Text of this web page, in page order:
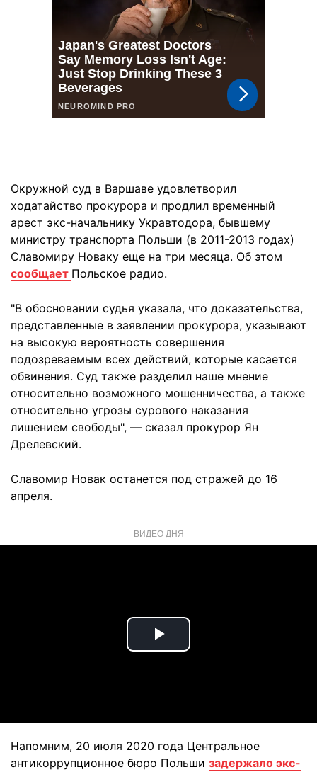
Окружной суд в Варшаве удовлетворил
ходатайство прокурора и продлил временный
арест экс-начальнику Укравтодора, бывшему
министру транспорта Польши (в 2011-2013 годах)
Славомиру Новаку еще на три месяца. Об этом
сообщает Польское радио.
"В обосновании судья указала, что доказательства,
представленные в заявлении прокурора, указывают
на высокую вероятность совершения
подозреваемым всех действий, которые касается
обвинения. Суд также разделил наше мнение
относительно возможного мошенничества, а также
относительно угрозы сурового наказания
лишением свободы", — сказал прокурор Ян
Дрелевский.
Славомир Новак останется под стражей до 16
апреля.
ВИДЕО ДНЯ
Play
Напомним, 20 июля 2020 года Центральное
антикоррупционное бюро Польши задержало экс-